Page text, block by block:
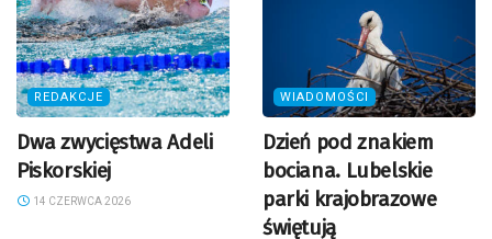
REDAKCJE
Dwa zwycięstwa Adeli
Piskorskiej
14 CZERWCA 2026
WIADOMOŚCI
Dzień pod znakiem
bociana. Lubelskie
parki krajobrazowe
świętują